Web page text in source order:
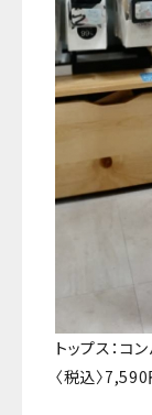
トップス：コ
〈税込〉